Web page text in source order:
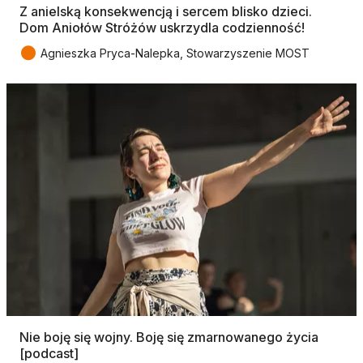
Z anielską konsekwencją i sercem blisko dzieci.
Dom Aniołów Stróżów uskrzydla codzienność!
● Agnieszka Pryca-Nalepka, Stowarzyszenie MOST
Nie boję się wojny. Boję się zmarnowanego życia
[podcast]